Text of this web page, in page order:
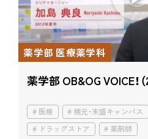
薬学部 医療薬学科
薬学部 OB&OG VOICE！（
医療 楠元・末盛キャンパス
ドラッグストア
薬剤師